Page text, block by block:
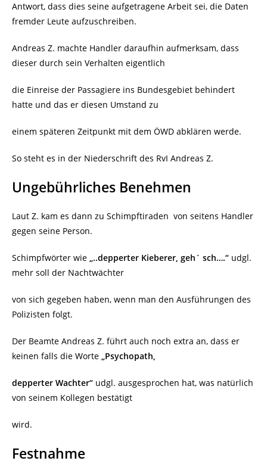
Antwort, dass dies seine aufgetragene Arbeit sei, die Daten
fremder Leute aufzuschreiben.
Andreas Z. machte Handler daraufhin aufmerksam, dass
dieser durch sein Verhalten eigentlich
die Einreise der Passagiere ins Bundesgebiet behindert
hatte und das er diesen Umstand zu
einem späteren Zeitpunkt mit dem ÖWD abklären werde.
So steht es in der Niederschrift des RvI Andreas Z.
Ungebührliches Benehmen
Laut Z. kam es dann zu Schimpftiraden von seitens Handler
gegen seine Person.
Schimpfwörter wie „..depperter Kieberer, geh´ sch….“ udgl.
mehr soll der Nachtwächter
von sich gegeben haben, wenn man den Ausführungen des
Polizisten folgt.
Der Beamte Andreas Z. führt auch noch extra an, dass er
keinen falls die Worte „Psychopath,
depperter Wachter“ udgl. ausgesprochen hat, was natürlich
von seinem Kollegen bestätigt
wird.
Festnahme